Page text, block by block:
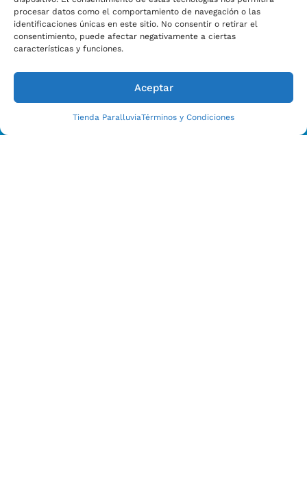
procesar datos como el comportamiento de navegación o las
identificaciones únicas en este sitio. No consentir o retirar el
consentimiento, puede afectar negativamente a ciertas
características y funciones.
Aceptar
Tienda ParalluviaTérminos y Condiciones